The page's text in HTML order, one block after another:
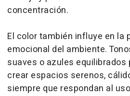
concentración.
El color también influye en la
emocional del ambiente.
suaves o azules equilibrados
crear espacios serenos,
siempre que respondan al